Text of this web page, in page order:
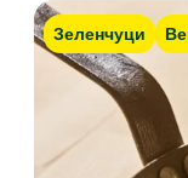
Зеленчуци